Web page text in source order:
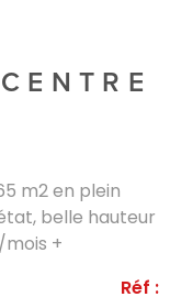
m2 en plein
belle hauteur
+
BAIL
30% DURéf :